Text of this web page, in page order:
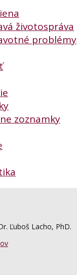
životospráva
problémy
zoznamky
Ľuboš Lacho, PhD.